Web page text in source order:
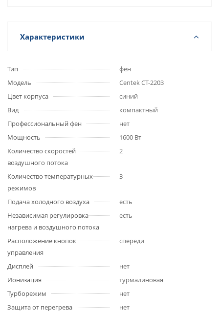
Характеристики
Тип
фен
Модель
Centek CT-2203
Цвет корпуса
синий
Вид
компактный
Профессиональный фен
нет
Мощность
1600 Вт
Количество скоростей
воздушного потока
2
Количество температурных
режимов
3
Подача холодного воздуха
есть
Независимая регулировка
нагрева и воздушного потока
есть
Расположение кнопок
управления
спереди
Дисплей
нет
Ионизация
турмалиновая
Турборежим
нет
Защита от перегрева
нет